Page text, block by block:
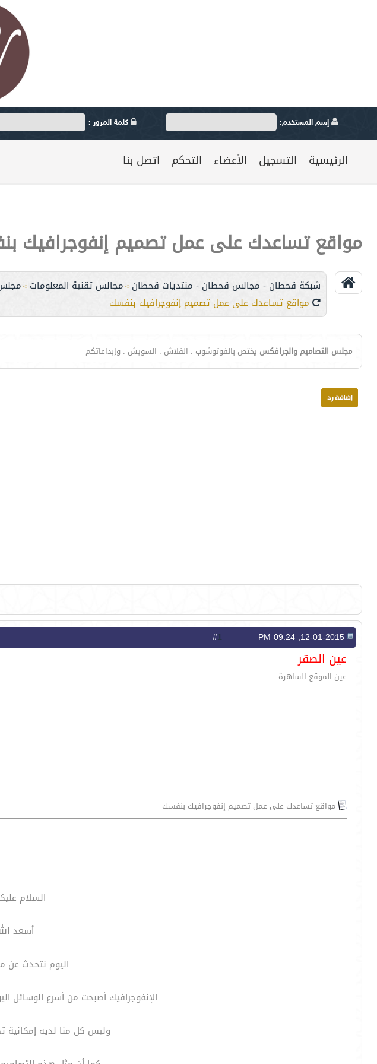
إسم المستخدم: كلمة المرور :
الرئيسية التسجيل الأعضاء التحكم اتصل بنا
مواقع تساعدك على عمل تصميم إنفوجرافيك
شبكة قحطان - مجالس قحطان - منتديات قحطان > مجالس تقنية المعلومات >
مواقع تساعدك على عمل تصميم إنفوجرافيك بنفسك
مجلس التصاميم والجرافكس يختص بالفوتوشوب . الفلاش . السويش . وإبداعاتكم
1
عين الصقر
عين الموقع الساهرة
مواقع تساعدك على عمل تصميم إنفوجرافيك بنفسك
السلام
أسعد
اليوم نتحدث عن
الإنفوجرافيك أصبحت من أسرع
وليس كل منا لديه إمكانية